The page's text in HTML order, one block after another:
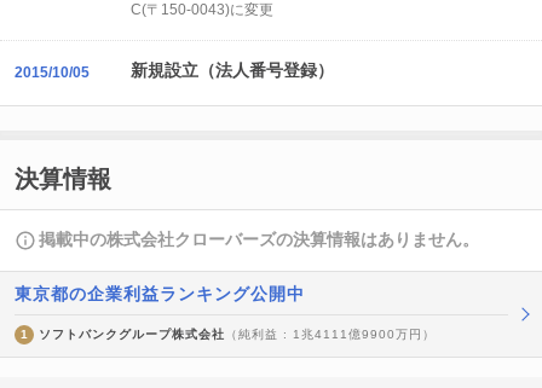
C(〒150-0043)に変更
2015/10/05 新規設立（法人番号登録）
決算情報
掲載中の株式会社クローバーズの決算情報はありません。
東京都の企業利益ランキング公開中
1 ソフトバンクグループ株式会社 （純利益 : 1兆4111億9900万円）